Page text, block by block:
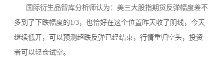
国际衍生品智库分析师认为：美三大股指期货反弹幅度差不
多到了下跌幅度的1/3，也恰好在这个位置昨天收了阴线，今天
继续低开，可以预测超跌反弹已经结束，行情重归空头，投资
者可以轻仓试空。